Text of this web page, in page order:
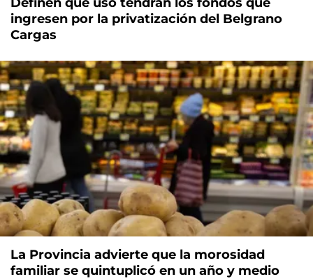
ingresen por la privatización del Belgrano
Cargas
La Provincia advierte que la morosidad
familiar se quintuplicó en un año y medio